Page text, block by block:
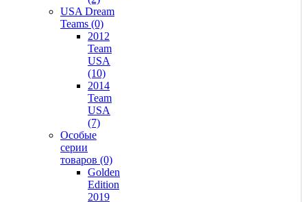
USA Dream
Teams (0)
2012
Team
USA
(10)
2014
Team
USA
(7)
Особые
серии
товаров (0)
Golden
Edition
2019